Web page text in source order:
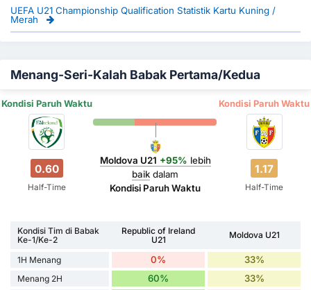
UEFA U21 Championship Qualification Statistik Kartu Kuning /
Merah
Menang-Seri-Kalah Babak Pertama/Kedua
Kondisi Paruh Waktu Kondisi Paruh Waktu
0.60
Half-Time
Moldova U21 +95% lebih
baik dalam
Kondisi Paruh Waktu
1.17
Half-Time
Kondisi Tim di Babak
Ke-1/Ke-2
Republic of Ireland
U21
Moldova U21
1H Menang 0% 33%
Menang 2H 60% 33%